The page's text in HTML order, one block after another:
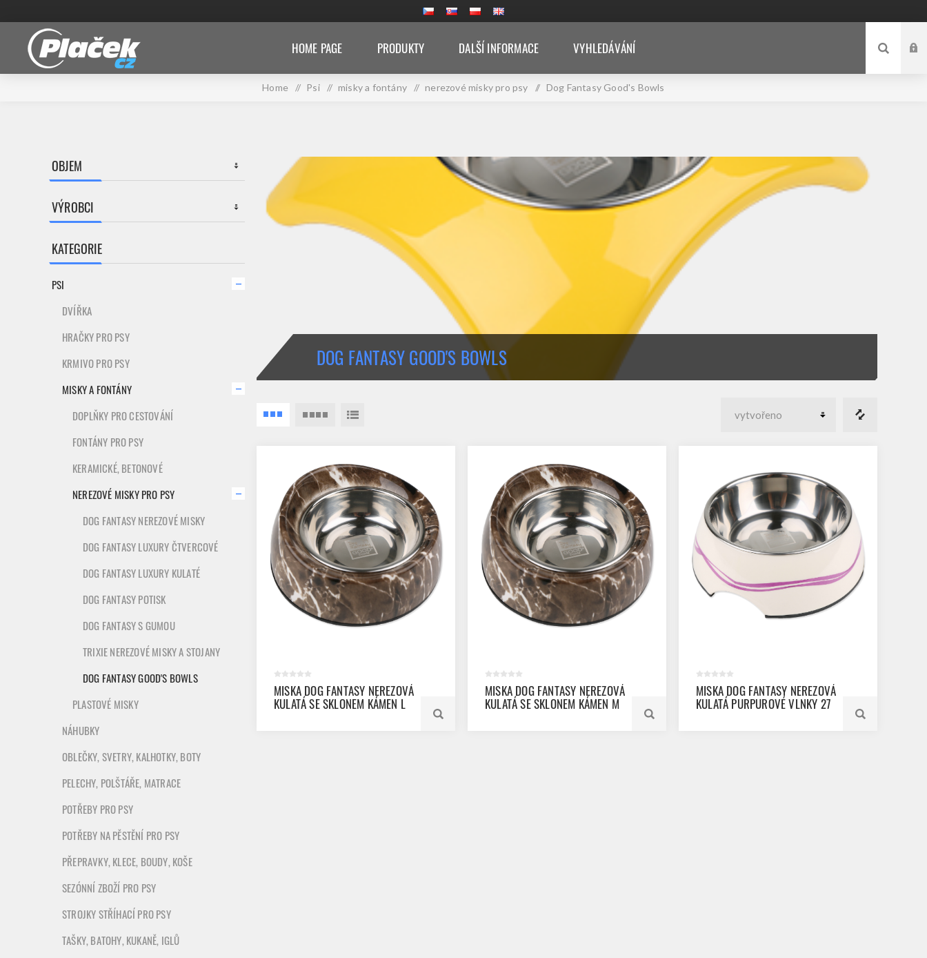
HOME PAGE PRODUKTY DALŠÍ INFORMACE VYHLEDÁVÁNÍ
Home / Psi / misky a fontány / nerezové misky pro psy / Dog Fantasy Good's Bowls
DOG FANTASY GOOD'S BOWLS
MISKA DOG FANTASY NEREZOVÁ
KULATÁ SE SKLONEM KÁMEN L
MISKA DOG FANTASY NEREZOVÁ
KULATÁ SE SKLONEM KÁMEN M
MISKA DOG FANTASY NEREZOVÁ
KULATÁ PURPUROVÉ VLNKY 27
OBJEM
VÝROBCI
KATEGORIE
PSI
DVÍŘKA
HRAČKY PRO PSY
KRMIVO PRO PSY
MISKY A FONTÁNY
DOPLŇKY PRO CESTOVÁNÍ
FONTÁNY PRO PSY
KERAMICKÉ, BETONOVÉ
NEREZOVÉ MISKY PRO PSY
DOG FANTASY NEREZOVÉ MISKY
DOG FANTASY LUXURY ČTVERCOVÉ
DOG FANTASY LUXURY KULATÉ
DOG FANTASY POTISK
DOG FANTASY S GUMOU
TRIXIE NEREZOVÉ MISKY A STOJANY
DOG FANTASY GOOD'S BOWLS
PLASTOVÉ MISKY
NÁHUBKY
OBLEČKY, SVETRY, KALHOTKY, BOTY
PELECHY, POLŠTÁŘE, MATRACE
POTŘEBY PRO PSY
POTŘEBY NA PĚSTĚNÍ PRO PSY
PŘEPRAVKY, KLECE, BOUDY, KOŠE
SEZÓNNÍ ZBOŽÍ PRO PSY
STROJKY STŘÍHACÍ PRO PSY
TAŠKY, BATOHY, KUKANĚ, IGLŮ